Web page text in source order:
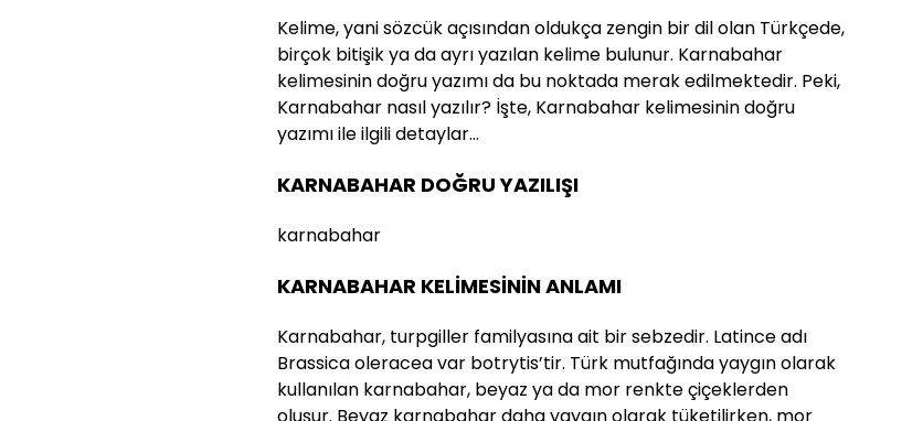
Kelime, yani sözcük açısından oldukça zengin bir dil olan Türkçede,
birçok bitişik ya da ayrı yazılan kelime bulunur. Karnabahar
kelimesinin doğru yazımı da bu noktada merak edilmektedir. Peki,
Karnabahar nasıl yazılır? İşte, Karnabahar kelimesinin doğru
yazımı ile ilgili detaylar…
KARNABAHAR DOĞRU YAZILIŞI
karnabahar
KARNABAHAR KELİMESİNİN ANLAMI
Karnabahar, turpgiller familyasına ait bir sebzedir. Latince adı
Brassica oleracea var botrytis’tir. Türk mutfağında yaygın olarak
kullanılan karnabahar, beyaz ya da mor renkte çiçeklerden